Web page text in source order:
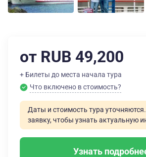
от RUB 49,200
+ Билеты до места начала тура
Что включено в стоимость?
Даты и стоимость тура
заявку, чтобы узнать актуальную
Узнать